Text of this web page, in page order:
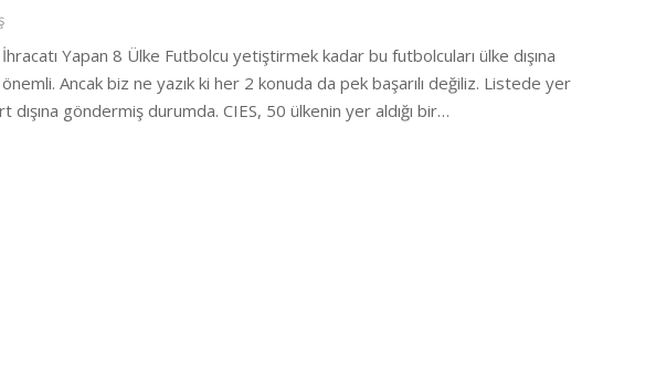
Yapan 8 Ülke Futbolcu yetiştirmek kadar bu futbolcuları ülke dışına
Ancak biz ne yazık ki her 2 konuda da pek başarılı değiliz. Listede yer
göndermiş durumda. CIES, 50 ülkenin yer aldığı bir…